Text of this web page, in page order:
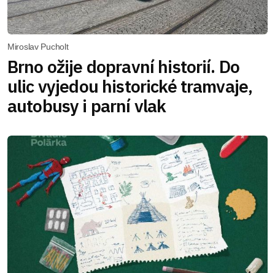
Miroslav Pucholt
Brno ožije dopravní historií. Do
ulic vyjedou historické tramvaje,
autobusy i parní vlak